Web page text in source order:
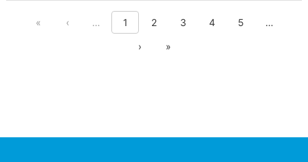
First page
« Previous page
‹ Show previous 5 pages
… 1 2 3 4 5
…
Next page
› Last page
»